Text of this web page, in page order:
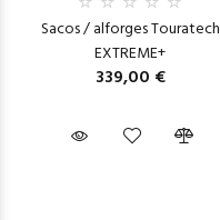
Sacos / alforges Touratech
EXTREME+
339,00 €